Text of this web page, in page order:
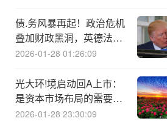
债.务风暴再起！政治危机
叠加财政黑洞，英德法30
年期国债收益率创多年新
2026-01-28 01:26:09
光大环!境启动回A上市：
是资本市场布局的需要，
也是对焚烧出海的长期看
2026-01-28 23:30:09